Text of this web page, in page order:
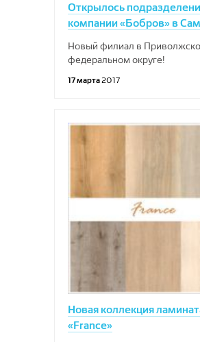
Открылось
компании «Бобров» в
Новый филиал в
федеральном округе!
17 марта2017
Новая коллекция
«France»